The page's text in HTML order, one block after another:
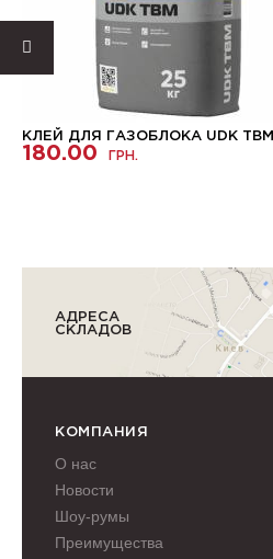
КЛЕЙ ДЛЯ ГАЗОБЛОКА UDK TBM
180.00 ГРН.
АДРЕСА
СКЛАДОВ
КОМПАНИЯ
О нас
Новости
Шоу-румы
Преимущества